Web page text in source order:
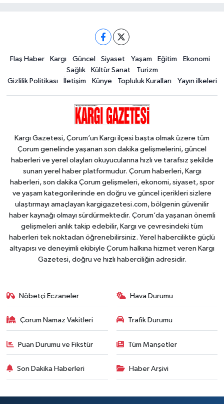
Flaş Haber Kargı Güncel Siyaset Yaşam Eğitim
Ekonomi
Sağlık
Kültür Sanat
Turizm
Gizlilik Politikası
İletişim Künye Topluluk Kuralları Yayın ilkeleri
Kargı Gazetesi, Çorum’un Kargı ilçesi başta olmak üzere tüm
Çorum genelinde yaşanan son dakika gelişmelerini, güncel
haberleri ve yerel olayları okuyucularına hızlı ve tarafsız şekilde
sunan yerel haber platformudur. Çorum haberleri, Kargı
haberleri, son dakika Çorum gelişmeleri, ekonomi, siyaset, spor
ve yaşam kategorilerinde en doğru ve güncel içerikleri sizlere
ulaştırmayı amaçlayan kargigazetesi.com, bölgenin güvenilir
haber kaynağı olmayı sürdürmektedir. Çorum’da yaşanan önemli
gelişmeleri anlık takip edebilir, Kargı ve çevresindeki tüm
haberleri tek noktadan öğrenebilirsiniz. Yerel habercilikte güçlü
altyapısı ve deneyimli ekibiyle Çorum halkına hizmet veren Kargı
Gazetesi, doğru ve hızlı haberciliğin adresidir.
Nöbetçi Eczaneler Hava Durumu
Çorum Namaz Vakitleri Trafik Durumu
Puan Durumu ve Fikstür Tüm Manşetler
Son Dakika Haberleri Haber Arşivi